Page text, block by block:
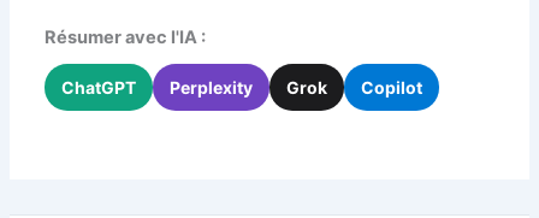
Résumer avec l'IA :
ChatGPT Perplexity Grok Copilot